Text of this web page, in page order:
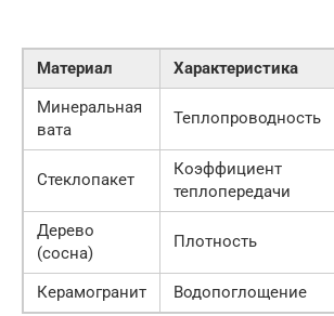
Материал Характеристика
Минеральная
вата
Теплопроводность
Стеклопакет
Коэффициент
теплопередачи
Дерево
(сосна)
Плотность
Керамогранит
Водопоглощение